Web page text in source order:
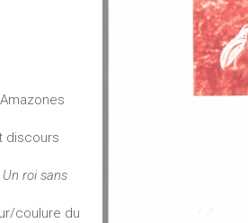
discours
Un roi sans
coulure du